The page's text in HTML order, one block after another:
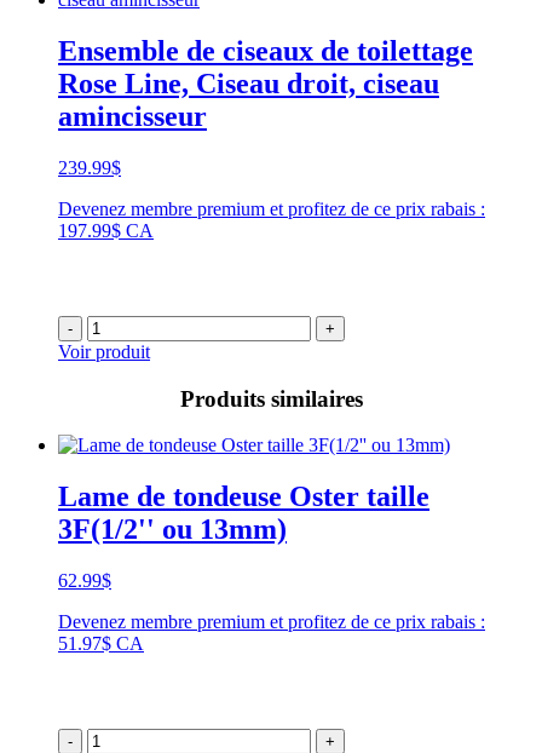
Ensemble de ciseaux de toilettage
Rose Line, Ciseau droit, ciseau
amincisseur
239.99$
Devenez membre premium et profitez de ce prix rabais :
197.99$ CA
- +
Voir produit
Produits similaires
Lame de tondeuse Oster taille
3F(1/2'' ou 13mm)
62.99$
Devenez membre premium et profitez de ce prix rabais :
51.97$ CA
- +